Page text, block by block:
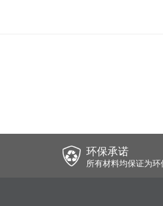
环保承诺
所有材料均保证为环